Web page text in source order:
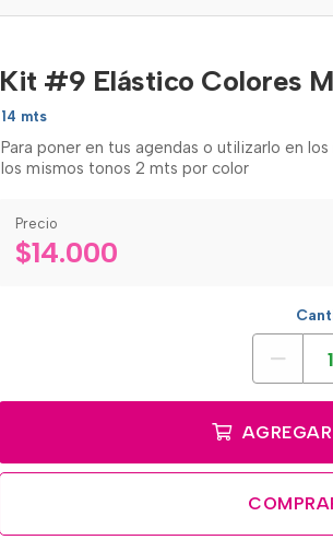
Kit #9 Elástico Colores
14 mts
Para poner en tus agendas o utilizarlo en
los mismos tonos 2 mts por color
Precio
$14.000